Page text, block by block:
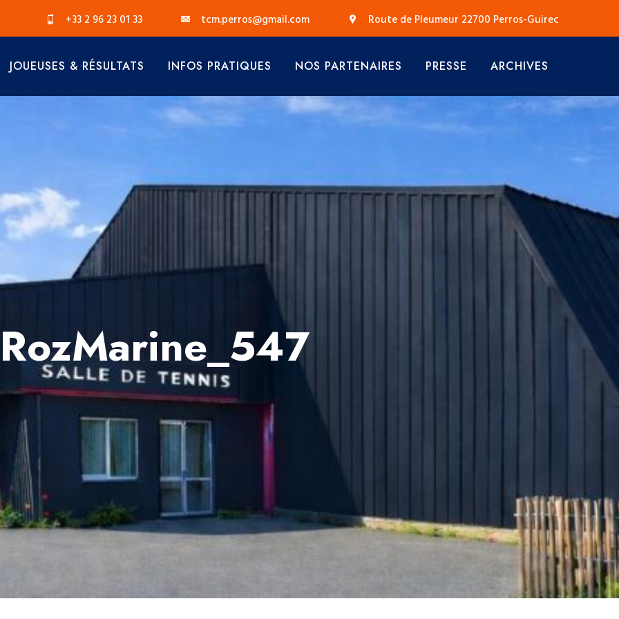
+33 2 96 23 01 33 tcm.perros@gmail.com Route de Pleumeur 22700 Perros-Guirec
JOUEUSES & RÉSULTATS INFOS PRATIQUES NOS PARTENAIRES PRESSE ARCHIVES
RozMarine_547